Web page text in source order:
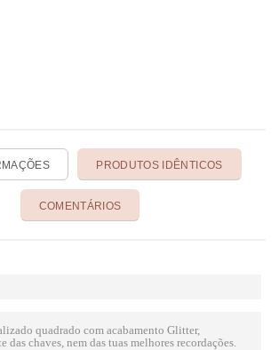
PRODUTOS IDÊNTICOS
COMENTÁRIOS
quadrado com acabamento Glitter,
das chaves, nem das tuas melhores recordações.